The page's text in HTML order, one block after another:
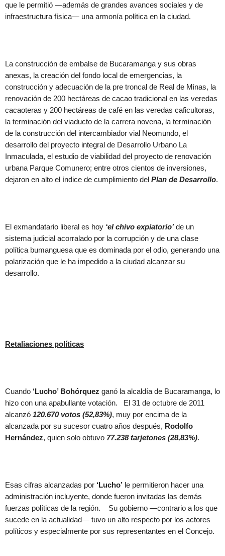
que le permitió —además de grandes avances sociales y de
infraestructura física— una armonía política en la ciudad.
La construcción de embalse de Bucaramanga y sus obras
anexas, la creación del fondo local de emergencias, la
construcción y adecuación de la pre troncal de Real de Minas, la
renovación de 200 hectáreas de cacao tradicional en las veredas
cacaoteras y 200 hectáreas de café en las veredas caficultoras,
la terminación del viaducto de la carrera novena, la terminación
de la construcción del intercambiador vial Neomundo, el
desarrollo del proyecto integral de Desarrollo Urbano La
Inmaculada, el estudio de viabilidad del proyecto de renovación
urbana Parque Comunero; entre otros cientos de inversiones,
dejaron en alto el índice de cumplimiento del Plan de Desarrollo.
El exmandatario liberal es hoy ‘el chivo expiatorio’de un
sistema judicial acorralado por la corrupción y de una clase
política bumanguesa que es dominada por el odio, generando una
polarización que le ha impedido a la ciudad alcanzar su
desarrollo.
Retaliaciones políticas
Cuando ‘Lucho’ Bohórquez ganó la alcaldía de Bucaramanga, lo
hizo con una apabullante votación. El 31 de octubre de 2011
alcanzó 120.670 votos (52,83%), muy por encima de la
alcanzada por su sucesor cuatro años después, Rodolfo
Hernández, quien solo obtuvo 77.238 tarjetones (28,83%).
Esas cifras alcanzadas por ‘Lucho’ le permitieron hacer una
administración incluyente, donde fueron invitadas las demás
fuerzas políticas de la región. Su gobierno —contrario a los que
sucede en la actualidad— tuvo un alto respecto por los actores
políticos y especialmente por sus representantes en el Concejo.